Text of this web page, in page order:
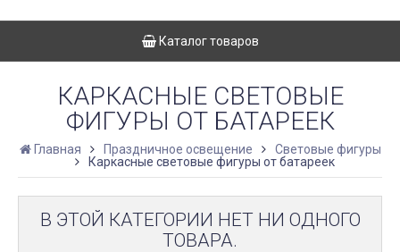
Каталог товаров
КАРКАСНЫЕ СВЕТОВЫЕ
ФИГУРЫ ОТ БАТАРЕЕК
Главная Праздничное освещение
Световые фигуры
Каркасные световые фигуры от батареек
В ЭТОЙ КАТЕГОРИИ НЕТ НИ ОДНОГО
ТОВАРА.